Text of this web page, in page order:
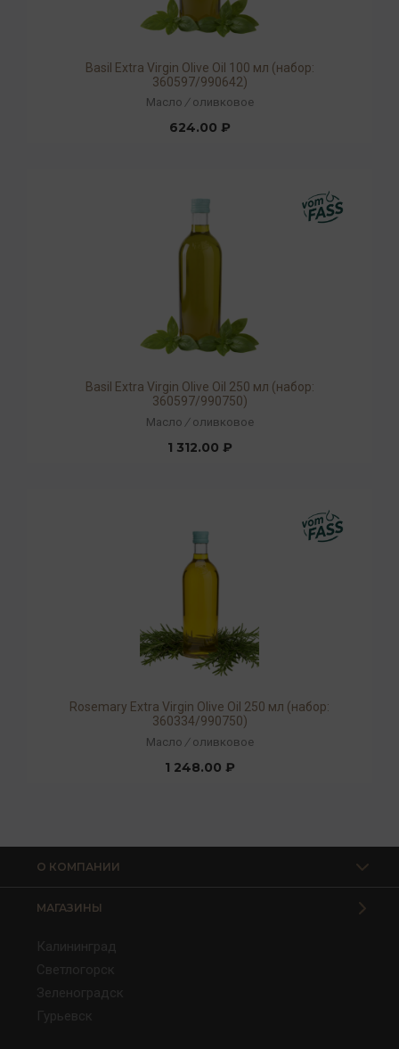
Basil Extra Virgin Olive Oil 100 мл (набор:
360597/990642)
Масло / оливковое
624.00 ₽
Basil Extra Virgin Olive Oil 250 мл (набор:
360597/990750)
Масло / оливковое
1 312.00 ₽
Rosemary Extra Virgin Olive Oil 250 мл (набор:
360334/990750)
Масло / оливковое
1 248.00 ₽
О КОМПАНИИ
МАГАЗИНЫ
Калининград
Светлогорск
Зеленоградск
Гурьевск